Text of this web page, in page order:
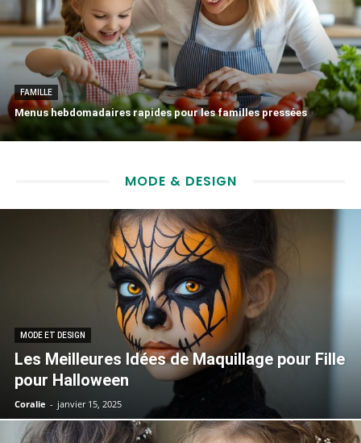
FAMILLE
Menus hebdomadaires rapides pour les familles pressées
MODE & DESIGN
MODE ET DESIGN
Les Meilleures Idées de Maquillage pour Fille
pour Halloween
Coralie - janvier 15, 2025